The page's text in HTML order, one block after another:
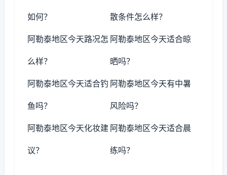
如何？ 散条件怎么样？
阿勒泰地区今天路况怎
么样？
阿勒泰地区今天适合晾
晒吗？
阿勒泰地区今天适合钓
鱼吗？
阿勒泰地区今天有中暑
风险吗？
阿勒泰地区今天化妆建
议？
阿勒泰地区今天适合晨
练吗？